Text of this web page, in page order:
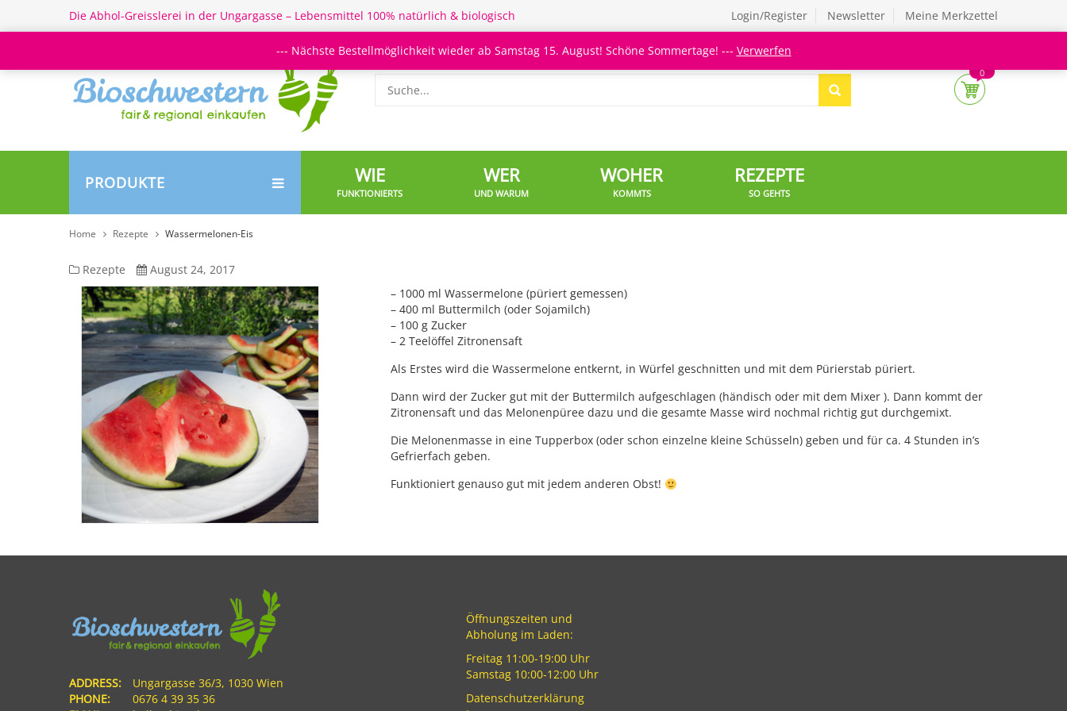
Die Abhol-Greisslerei in der Ungargasse – Lebensmittel 100% natürlich & biologisch Login/Register Newsletter Meine Merkzettel
0
PRODUKTE WIE
FUNKTIONIERTS
WER
UND WARUM
WOHER
KOMMTS
REZEPTE
SO GEHTS
Home Rezepte Wassermelonen-Eis
Wassermelonen-
Eis
Rezepte
August 24, 2017
– 1000 ml Wassermelone (püriert gemessen)
– 400 ml Buttermilch (oder Sojamilch)
– 100 g Zucker
– 2 Teelöffel Zitronensaft
Als Erstes wird die Wassermelone entkernt, in Würfel geschnitten und mit dem Pürierstab püriert.
Dann wird der Zucker gut mit der Buttermilch aufgeschlagen (händisch oder mit dem Mixer ). Dann kommt der
Zitronensaft und das Melonenpüree dazu und die gesamte Masse wird nochmal richtig gut durchgemixt.
Die Melonenmasse in eine Tupperbox (oder schon einzelne kleine Schüsseln) geben und für ca. 4 Stunden in’s
Gefrierfach geben.
Funktioniert genauso gut mit jedem anderen Obst!
ADDRESS:
Ungargasse 36/3, 1030 Wien
PHONE:
0676 4 39 35 36
Öffnungszeiten und
Abholung im Laden:
Freitag 11:00-19:00 Uhr
Samstag 10:00-12:00 Uhr
Datenschutzerklärung
--- Nächste Bestellmöglichkeit wieder ab Samstag 15. August! Schöne Sommertage! --- Verwerfen